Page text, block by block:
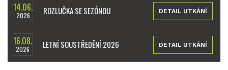
14.06.
2026 ROZLUČKA SE SEZÓNOU DETAIL UTKÁNÍ
16.08.
2026 LETNÍ SOUSTŘEDĚNÍ 2026 DETAIL UTKÁNÍ